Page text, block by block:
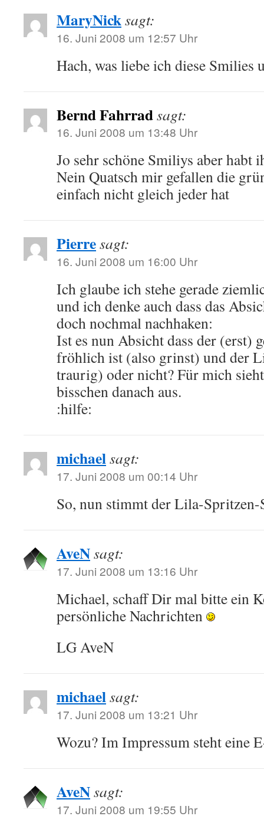
MaryNicksagt:
16. Juni 2008 um 12:57 Uhr
Hach, was liebe ich diese Smilies
Bernd Fahrradsagt:
16. Juni 2008 um 13:48 Uhr
Jo sehr schöne Smiliys aber habt
Nein Quatsch mir gefallen die
einfach nicht gleich jeder hat
Pierresagt:
16. Juni 2008 um 16:00 Uhr
Ich glaube ich stehe gerade
und ich denke auch dass das
doch nochmal nachhaken:
Ist es nun Absicht dass der (erst)
fröhlich ist (also grinst) und der
traurig) oder nicht? Für mich
bisschen danach aus.
:hilfe:
michaelsagt:
17. Juni 2008 um 00:14 Uhr
So, nun stimmt der Lila-
AveNsagt:
17. Juni 2008 um 13:16 Uhr
Michael, schaff Dir mal bitte ein
persönliche Nachrichten
LG AveN
michaelsagt:
17. Juni 2008 um 13:21 Uhr
Wozu? Im Impressum steht eine
AveNsagt:
17. Juni 2008 um 19:55 Uhr